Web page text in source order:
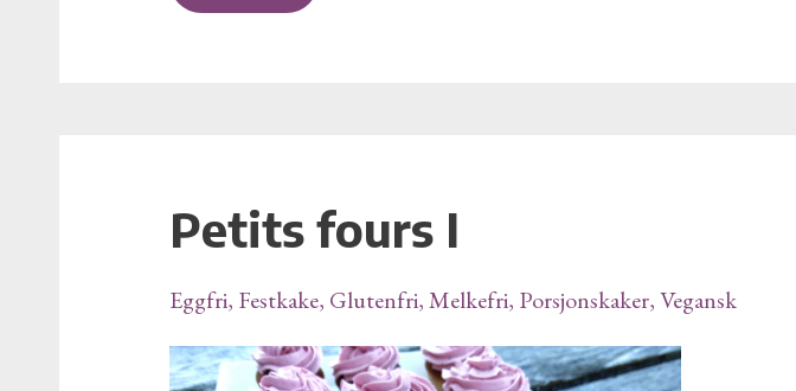
Petits fours I
Eggfri, Festkake, Glutenfri,Melkefri, Porsjonskaker,Vegansk
Petits
fours
I